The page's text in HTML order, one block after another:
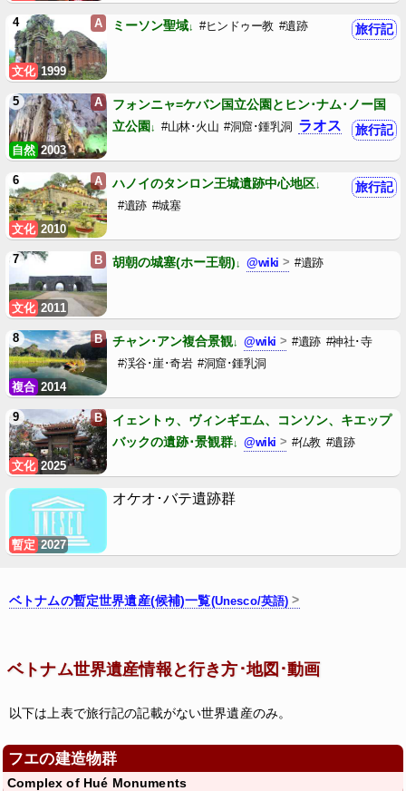
4 ミーソン聖域 旅行記
#ヒンドゥー教 #遺跡
文化 1999
A
5
フォンニャ=ケバン国立公園とヒン･ナム･ノー国
立公園
旅行記
#山林･火山 #洞窟･鍾乳洞 ラオス
自然 2003
A
6 ハノイのタンロン王城遺跡中心地区 旅行記
#遺跡 #城塞
文化 2010
A
7 胡朝の城塞(ホー王朝) @wiki #遺跡
文化 2011
B
8 チャン･アン複合景観 @wiki #遺跡 #神社･寺
#渓谷･崖･奇岩 #洞窟･鍾乳洞
複合 2014
B
9
イェントゥ、ヴィンギエム、コンソン、キエップ
バックの遺跡･景観群
@wiki #仏教 #遺跡
文化 2025
B
オケオ･バテ遺跡群
暫定 2027
ベトナムの暫定世界遺産(候補)一覧(Unesco/英語)
ベトナム世界遺産情報と行き方･地図･動画
以下は上表で旅行記の記載がない世界遺産のみ。
フエの建造物群
Complex of Hué Monuments